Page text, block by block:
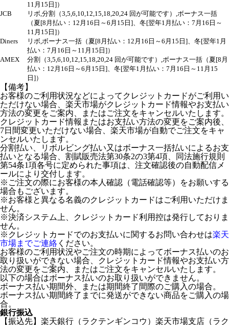
11月15日]）
JCB
リボ,分割（3,5,6,10,12,15,18,20,24 回が可能です）,ボーナス一括
（夏[8月払い：12月16日～6月15日]、冬[翌年1月払い：7月16日～
11月15日]）
Diners
リボ,ボーナス一括（夏[8月払い：12月16日～6月15日]、冬[翌年1月
払い：7月16日～11月15日]）
AMEX
分割（3,5,6,10,12,15,18,20,24 回が可能です）,ボーナス一括（夏[8月
払い：12月16日～6月15日]、冬[翌年1月払い：7月16日～11月15
日]）
【備考】
お客様のご利用状況などによってクレジットカードがご利用い
ただけない場合、楽天市場がクレジットカード情報やお支払い
方法の変更をご案内、またはご注文をキャンセルいたします。
クレジットカード情報またはお支払い方法の変更をご案内後、
7日間変更いただけない場合、楽天市場が自動でご注文をキャ
ンセルいたします。
分割払い、リボルビング払い又はボーナス一括払いによるお支
払いとなる場合、割賦販売法第30条2の3第4項、同法施行規則
第54条1項各号に定められた事項は、注文確認後の自動配信メ
ールにより交付します。
※ご注文の際にお客様の本人確認（電話確認等）をお願いする
場合もございます。
※お客様と異なる名義のクレジットカードはご利用いただけま
せん。
※決済システム上、クレジットカード利用控は発行しておりま
せん。
※クレジットカードでのお支払いに関するお問い合わせは楽天
市場までご連絡 ください。
お客様のご利用状況やご注文の時期によってボーナス払いのお
取り扱いができない場合、クレジットカード情報やお支払い方
法の変更をご案内、またはご注文をキャンセルいたします。
以下の場合はボーナス払いのお取り扱いができません。
ボーナス払い期間外、または期間終了間際のご購入の場合。
ボーナス払い期間終了までに発送ができない商品をご購入の場
合。
銀行振込
【振込先】楽天銀行（ラクテンギンコウ）楽天市場支店（ラク